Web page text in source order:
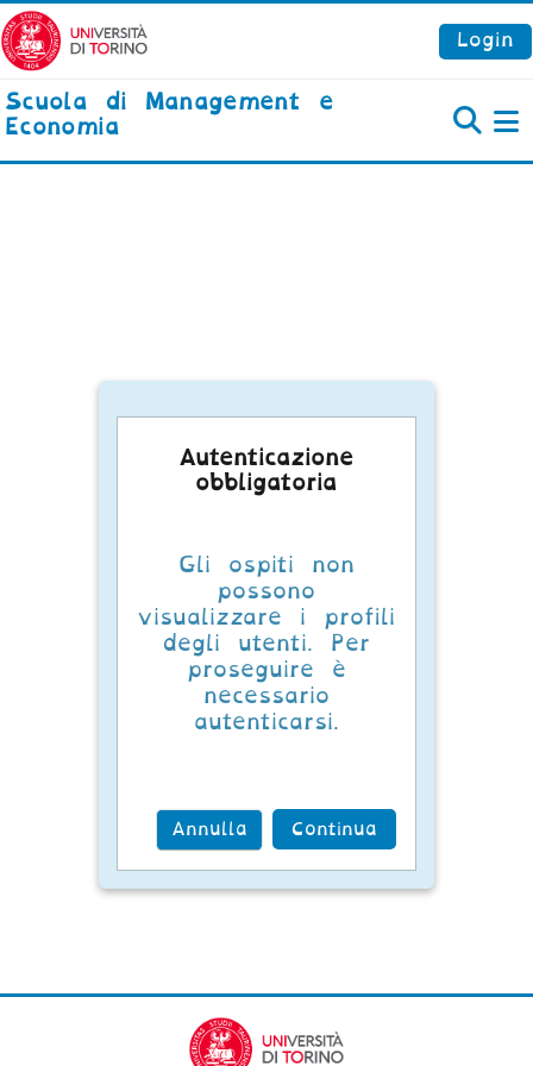
Vai al contenuto principale
Login
Scuola di Management e
Economia
Autenticazione
obbligatoria
Gli ospiti non
possono
visualizzare i profili
degli utenti. Per
proseguire è
necessario
autenticarsi.
Annulla Continua